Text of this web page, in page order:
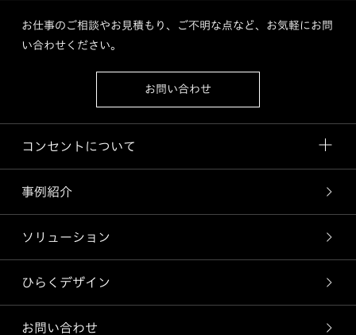
お仕事のご相談やお見積もり、ご不明な点など、お気軽にお問
い合わせください。
お問い合わせ
コンセントについて
事例紹介
ソリューション
ひらくデザイン
お問い合わせ